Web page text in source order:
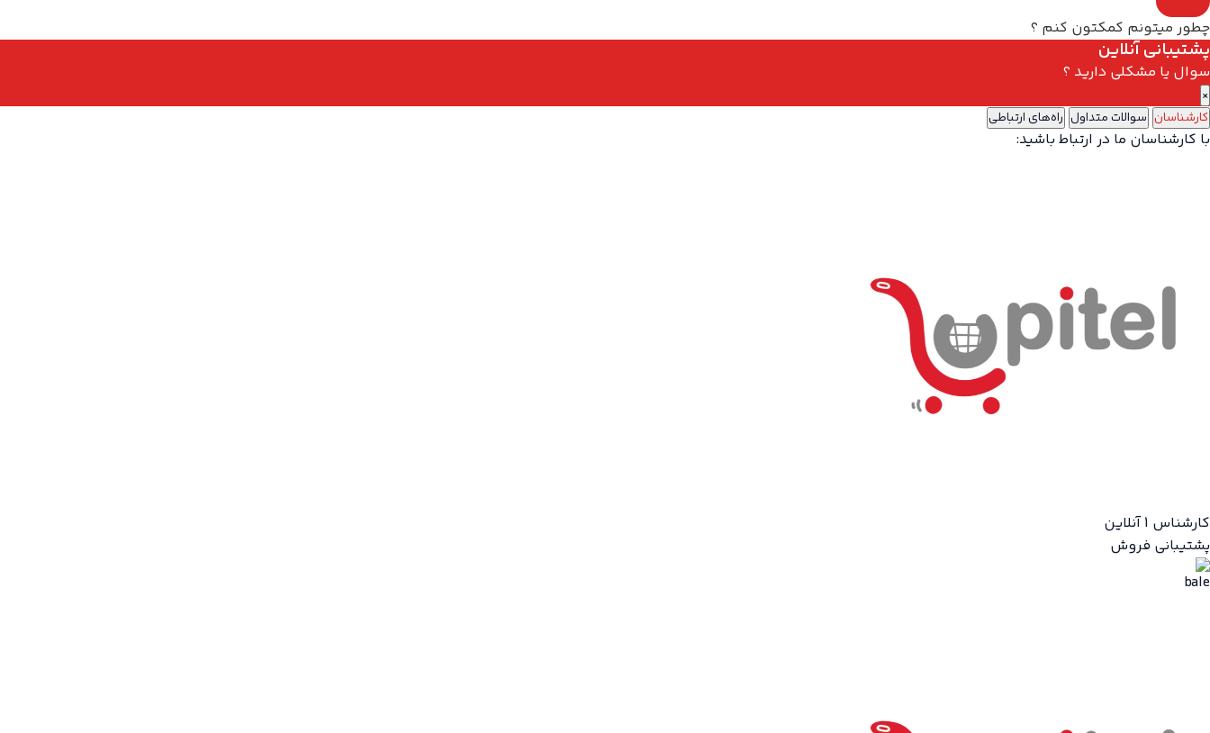
چطور میتونم کمکتون کنم ؟
پشتیبانی آنلاین
سوال یا مشکلی دارید ؟
×
کارشناسان سوالات متداول راه‌های ارتباطی
با کارشناسان ما در ارتباط باشید:
کارشناس 1 آنلاین
پشتیبانی فروش